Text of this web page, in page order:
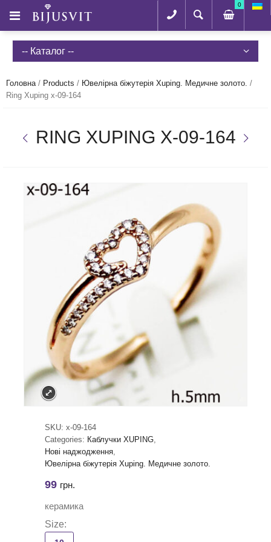
0
-- Каталог --
Головна/ Products / Ювелірна біжутерія Xuping. Медичне золото. /
Ring Xuping x-09-164
RING XUPING X-09-164
SKU: x-09-164
Categories: Каблучки XUPING,
Нові наджодження,
Ювелірна біжутерія Xuping. Медичне золото.
99 грн.
керамика
Size: